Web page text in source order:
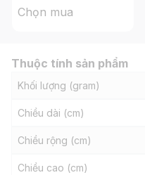
Chọn mua
Thuộc tính sản phẩm
Khối lượng (gram)
Chiều dài (cm)
Chiều rộng (cm)
Chiều cao (cm)